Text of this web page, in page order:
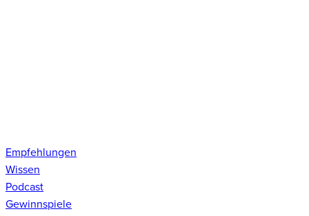
Empfehlungen
Wissen
Podcast
Gewinnspiele